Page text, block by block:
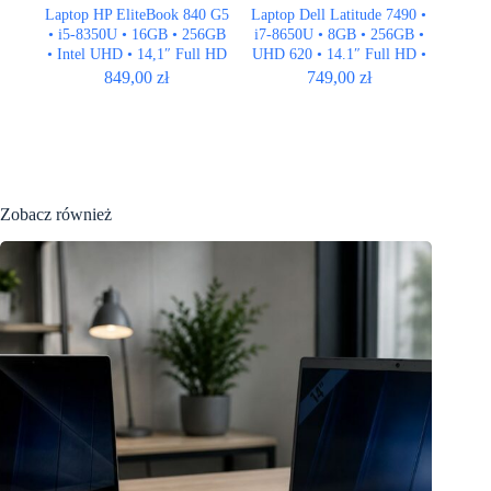
Laptop HP EliteBook 840 G5
• i5-8350U • 16GB • 256GB
• Intel UHD • 14,1″ Full HD
849,00zł
Laptop Dell Latitude 7490 •
i7-8650U • 8GB • 256GB •
UHD 620 • 14.1″ Full HD •
QWERTY US
749,00 zł
Zobacz również